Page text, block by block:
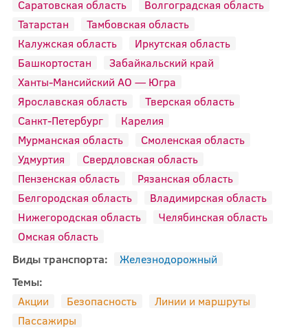
Саратовская область
Волгоградская область
Татарстан
Тамбовская область
Калужская область
Иркутская область
Башкортостан
Забайкальский край
Ханты-Мансийский АО — Югра
Ярославская область
Тверская область
Санкт-Петербург
Карелия
Мурманская область
Смоленская область
Удмуртия
Свердловская область
Пензенская область
Рязанская область
Белгородская область
Владимирская область
Нижегородская область
Челябинская область
Омская область
Виды транспорта:
Железнодорожный
Темы:
Акции
Безопасность
Линии и маршруты
Пассажиры